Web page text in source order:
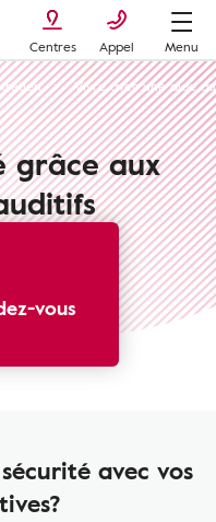
Centres Appel
Menu
Vivre avec une aide
grâce aux
vous
avec vos